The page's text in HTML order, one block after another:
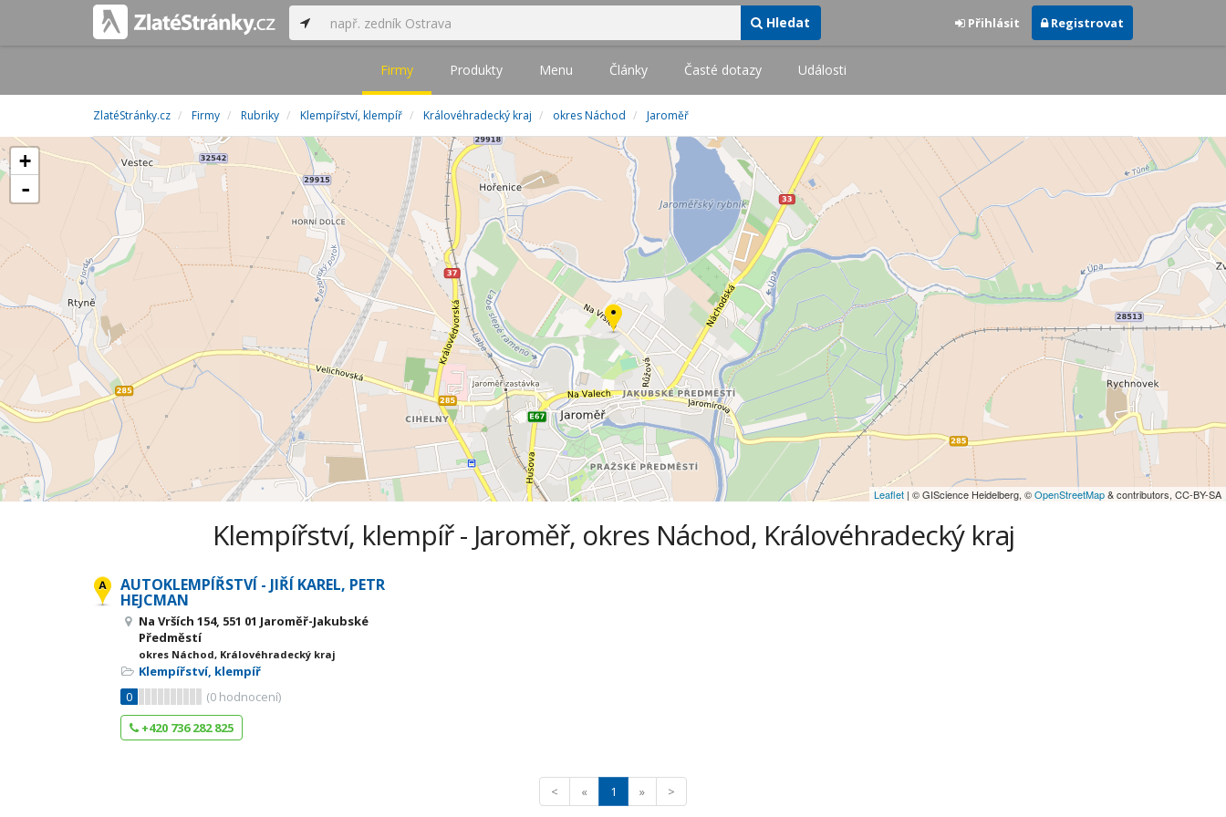
Hledat Přihlásit Registrovat
Firmy Produkty Menu Články Časté dotazy Události
ZlatéStránky.cz Firmy Rubriky Klempířství, klempíř Královéhradecký kraj okres Náchod Jaroměř
+
-
Leaflet | © GIScience Heidelberg, ©OpenStreetMap& contributors, CC-BY-SA
Klempířství, klempíř - Jaroměř, okres Náchod, Královéhradecký kraj
AUTOKLEMPÍŘSTVÍ - JIŘÍ KAREL, PETR
HEJCMAN
Na Vrších 154, 551 01 Jaroměř-Jakubské
Předměstí
okres Náchod, Královéhradecký kraj
Klempířství, klempíř
0
(0 hodnocení)
+420 736 282 825
< « 1 » >